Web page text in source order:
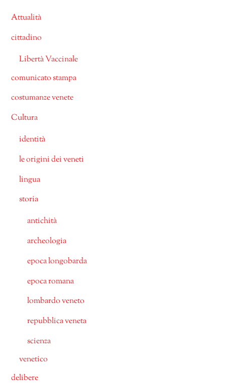
Attualità
cittadino
Libertà Vaccinale
comunicato stampa
costumanze venete
Cultura
identità
le origini dei veneti
lingua
storia
antichità
archeologia
epoca longobarda
epoca romana
lombardo veneto
repubblica veneta
scienza
venetico
delibere